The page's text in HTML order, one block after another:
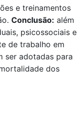
e treinamentos
Conclusão: além
psicossociais e
de trabalho em
ser adotadas para
dos